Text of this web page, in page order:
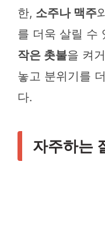
한, 소주나 맥주
를 더욱 살릴 수
작은 촛불을 켜
놓고 분위기를
다.
자주하는